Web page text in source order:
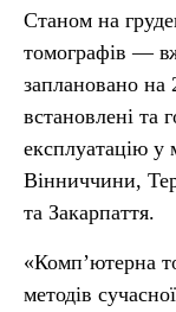
Станом на
томографів —
заплановано на
встановлені та
експлуатацію у
Вінниччини,
та Закарпаття.
«Комп’ютерна
методів